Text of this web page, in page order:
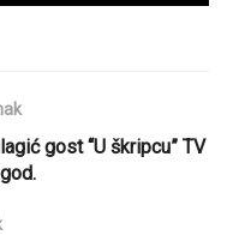
gost “U škripcu” TV